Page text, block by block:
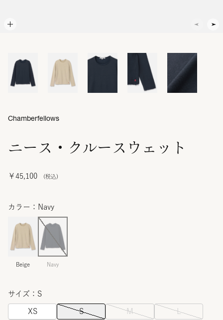
ニース・クルースウェット
￥45,100
Chamberfellows
カラー：Navy
Beige Navy
サイズ：S
XS S M L